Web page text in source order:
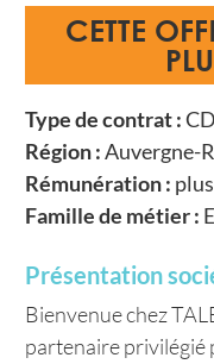
CETTE
Type de contrat :
Région :Auvergne-
Rémunération :
Famille de métier :
Présentation
Bienvenue chez
partenaire privilégié